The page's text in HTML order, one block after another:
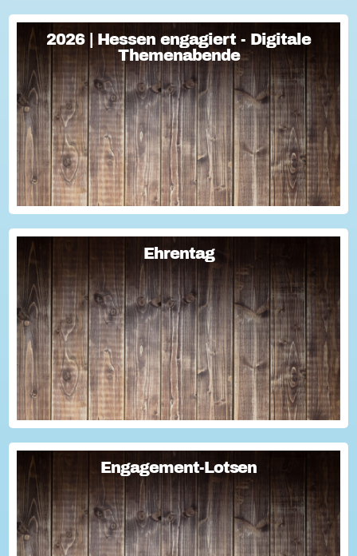
2026 | Hessen engagiert - Digitale
Themenabende
2026 | Hessen engagiert - Digitale
Themenabende
Sie haben Fragen zum Thema "Versicherung im Ehrenamt"?
Oder wollten schon immer mal lernen, wie man Engagement-
Geschichten für die Öffentlichkeitsarbeit des Vereins
nutzen kann? Dann haben wir da was!...
Ehrentag
Ehrentag
Macht den Ehrentag mit eurer Aktion zu eurem "hessischen
Ehrentag"...
Engagement-Lotsen
Engagement-Lotsen
Engagement-Lotsen tragen zu einer lebendigen
Engagementkultur und damit zu einer höheren
Lebensqualität für sich und andere bei. Sie bringen ihre
Erfahrungen im bürgerschaftlichen Engagement ein und ü...